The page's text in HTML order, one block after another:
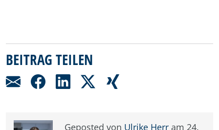
BEITRAG TEILEN
Geposted von Ulrike Herr am 24.